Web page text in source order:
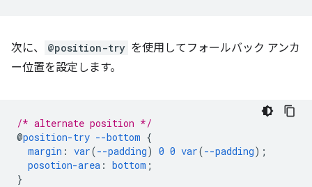
次に、 @position-try を使用してフォールバック アンカ
ー位置を設定します。
/* alternate position */
@position-try --bottom {
margin : var(--padding) 0 0 var(--padding);
posotion-area : bottom ;
}